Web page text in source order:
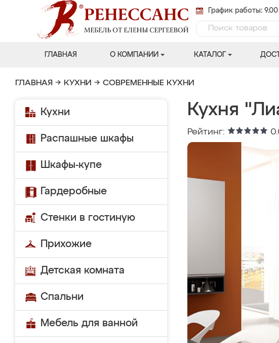
График работы:
ГЛАВНАЯ О КОМПАНИИ КАТАЛОГ
ГЛАВНАЯ → КУХНИ → СОВРЕМЕННЫЕ КУХНИ
Кухни
Распашные шкафы
Шкафы-купе
Гардеробные
Стенки в гостиную
Прихожие
Детская комната
Спальни
Мебель для ванной
Кухня
Рейтинг: